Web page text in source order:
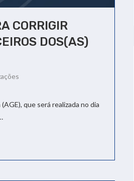
CORRIGIR
DOS(AS)
que será realizada no dia